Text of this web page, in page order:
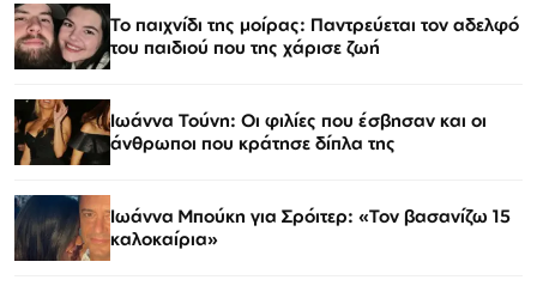
Το παιχνίδι της μοίρας: Παντρεύεται τον αδελφό
του παιδιού που της χάρισε ζωή
Ιωάννα Τούνη: Οι φιλίες που έσβησαν και οι
άνθρωποι που κράτησε δίπλα της
Ιωάννα Μπούκη για Σρόιτερ: «Τον βασανίζω 15
καλοκαίρια»